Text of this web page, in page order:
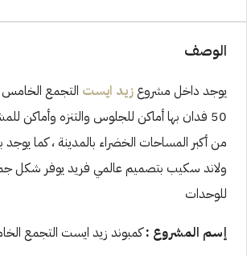
الوصف
يوجد داخل مشروعزيد ايست التجمع
50 فدان بها أماكن للجلوس والتنزه وأماكن
من أكبر المساحات الخضراء بالمدينة ، كما
ولاند سكيب بتصميم عالمي فريد يوفر شكل
للوحدات
إسم المشروع :كمبوند زيد ايست التجمع